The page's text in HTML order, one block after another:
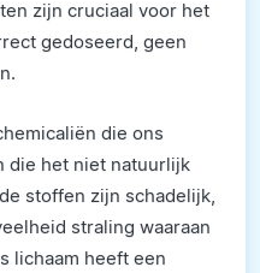
zijn cruciaal voor het
gedoseerd, geen
die ons
die het niet natuurlijk
stoffen zijn schadelijk,
straling waaraan
lichaam heeft een